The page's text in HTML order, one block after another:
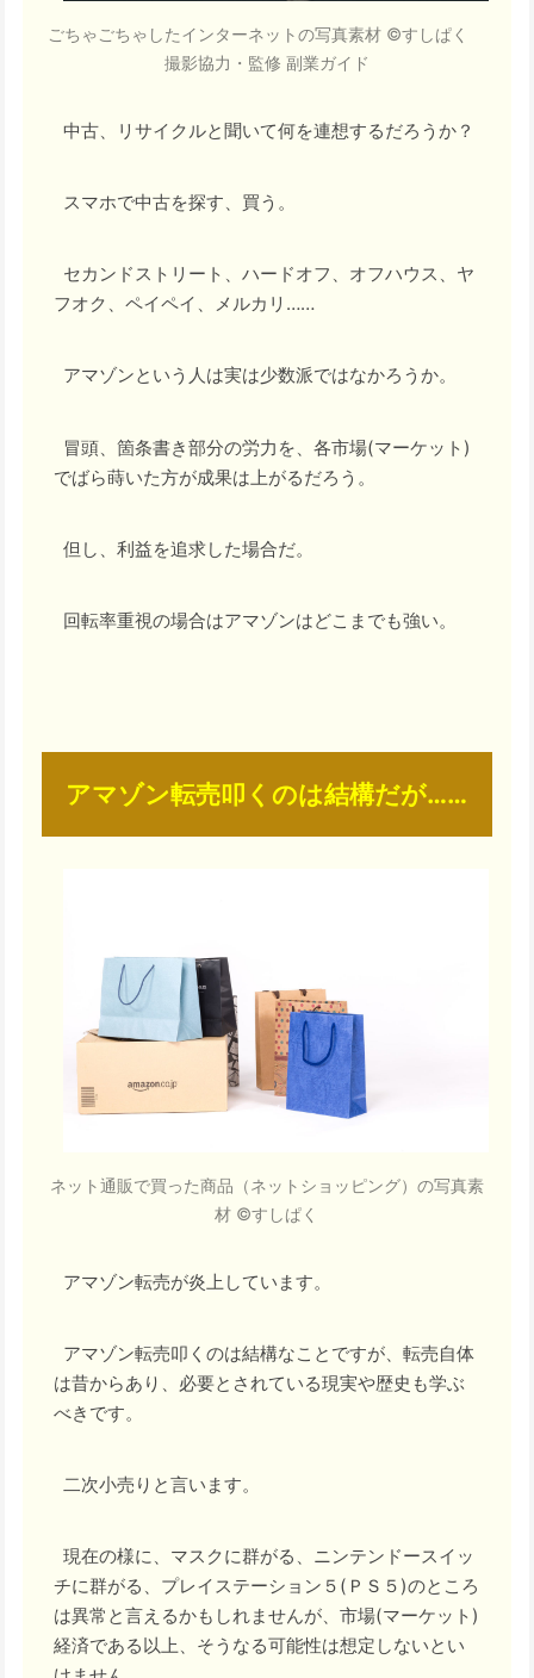
ごちゃごちゃしたインターネットの写真素材 ©すしぱく
撮影協力・監修 副業ガイド
中古、リサイクルと聞いて何を連想するだろうか？
スマホで中古を探す、買う。
セカンドストリート、ハードオフ、オフハウス、ヤ
フオク、ペイペイ、メルカリ……
アマゾンという人は実は少数派ではなかろうか。
冒頭、箇条書き部分の労力を、各市場(マーケット)
でばら蒔いた方が成果は上がるだろう。
但し、利益を追求した場合だ。
回転率重視の場合はアマゾンはどこまでも強い。
アマゾン転売叩くのは結構だが……
ネット通販で買った商品（ネットショッピング）の写真素
材 ©すしぱく
アマゾン転売が炎上しています。
アマゾン転売叩くのは結構なことですが、転売自体
は昔からあり、必要とされている現実や歴史も学ぶ
べきです。
二次小売りと言います。
現在の様に、マスクに群がる、ニンテンドースイッ
チに群がる、プレイステーション５(ＰＳ５)のところ
は異常と言えるかもしれませんが、市場(マーケット)
経済である以上、そうなる可能性は想定しないとい